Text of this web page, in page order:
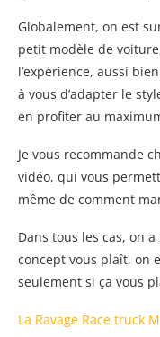
Globalement, on est
petit modèle de
l’expérience, aussi
à vous d’adapter le
en profiter au
Je vous recommande
vidéo, qui vous
même de comment
Dans tous les cas, on
concept vous plaît, on
seulement si ça vous
La Ravage Race truck